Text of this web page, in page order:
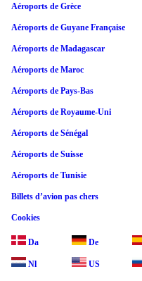
Aéroports de Grèce
Aéroports de Guyane Française
Aéroports de Madagascar
Aéroports de Maroc
Aéroports de Pays-Bas
Aéroports de Royaume-Uni
Aéroports de Sénégal
Aéroports de Suisse
Aéroports de Tunisie
Billets d’avion pas chers
Cookies
Da De
Nl US